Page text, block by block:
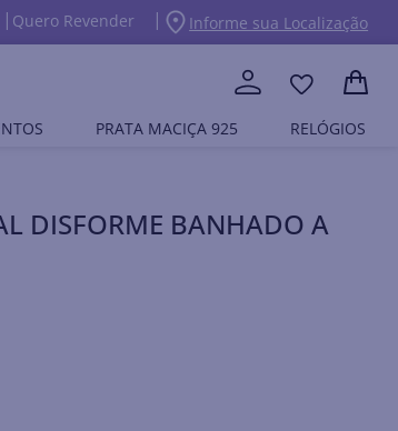
Quero Revender Informe sua Localização
PRATA MACIÇA 925 RELÓGIOS
DISFORME BANHADO A